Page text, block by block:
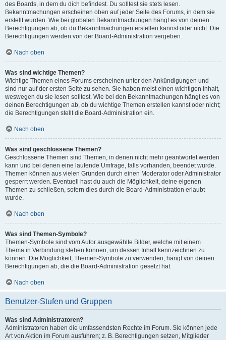
des Boards, in dem du dich befindest. Du solltest sie stets lesen.
Bekanntmachungen erscheinen oben auf jeder Seite des Forums, in dem sie
erstellt wurden. Wie bei globalen Bekanntmachungen hängt es von deinen
Berechtigungen ab, ob du Bekanntmachungen erstellen kannst oder nicht. Die
Berechtigungen werden von der Board-Administration vergeben.
Nach oben
Was sind wichtige Themen?
Wichtige Themen eines Forums erscheinen unter den Ankündigungen und
sind nur auf der ersten Seite zu sehen. Sie haben meist einen wichtigen Inhalt,
weswegen du sie lesen solltest. Wie bei den Bekanntmachungen hängt es von
deinen Berechtigungen ab, ob du wichtige Themen erstellen kannst oder nicht;
die Berechtigungen stellt die Board-Administration ein.
Nach oben
Was sind geschlossene Themen?
Geschlossene Themen sind Themen, in denen nicht mehr geantwortet werden
kann und bei denen eine laufende Umfrage, falls vorhanden, beendet wurde.
Themen können aus vielen Gründen durch einen Moderator oder Administrator
gesperrt werden. Eventuell hast du auch die Möglichkeit, deine eigenen
Themen zu schließen, sofern dies durch die Board-Administration erlaubt
wurde.
Nach oben
Was sind Themen-Symbole?
Themen-Symbole sind vom Autor ausgewählte Bilder, welche mit einem
Thema in Verbindung stehen können, um dessen Inhalt kennzeichnen zu
können. Die Möglichkeit, Themen-Symbole zu verwenden, hängt von deinen
Berechtigungen ab, die die Board-Administration gesetzt hat.
Nach oben
Benutzer-Stufen und Gruppen
Was sind Administratoren?
Administratoren haben die umfassendsten Rechte im Forum. Sie können jede
Art von Aktion im Forum ausführen; z. B. Berechtigungen setzen, Mitglieder